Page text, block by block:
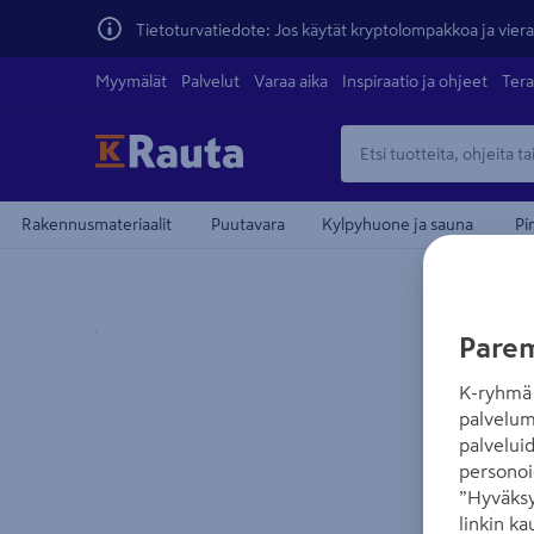
Tietoturvatiedote: Jos käytät kryptolompakkoa ja
Myymälät Palvelut Varaa aika Inspiraatio ja ohjeet
Rakennusmateriaalit Puutavara Kylpyhuone ja sauna
Yksityiskohtainen kuvaus löytyy Tuotteen kuvaus -
K-
linkin